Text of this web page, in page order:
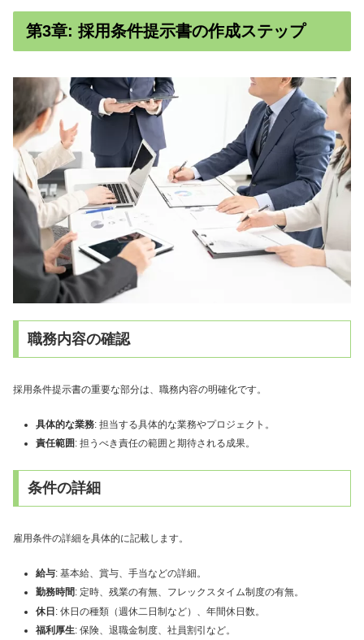
第3章: 採用条件提示書の作成ステップ
職務内容の確認
採用条件提示書の重要な部分は、職務内容の明確化です。
具体的な業務: 担当する具体的な業務やプロジェクト。
責任範囲 : 担うべき責任の範囲と期待される成果。
条件の詳細
雇用条件の詳細を具体的に記載します。
給与: 基本給、賞与、手当などの詳細。
勤務時間: 定時、残業の有無、フレックスタイム制度の有無。
休日: 休日の種類（週休二日制など）、年間休日数。
福利厚生: 保険、退職金制度、社員割引など。